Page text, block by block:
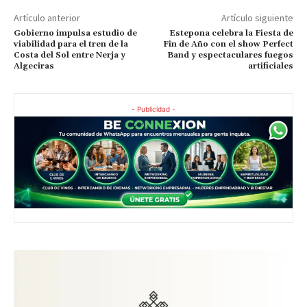
Artículo anterior
Gobierno impulsa estudio de
viabilidad para el tren de la
Costa del Sol entre Nerja y
Algeciras
Artículo siguiente
Estepona celebra la Fiesta de
Fin de Año con el show Perfect
Band y espectaculares fuegos
artificiales
- Publicidad -